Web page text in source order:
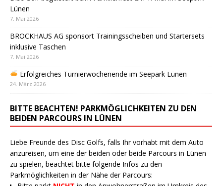
Lünen
7. Mai 2026
BROCKHAUS AG sponsort Trainingsscheiben und Startersets
inklusive Taschen
7. Mai 2026
Erfolgreiches Turnierwochenende im Seepark Lünen
24. März 2026
BITTE BEACHTEN! PARKMÖGLICHKEITEN ZU DEN
BEIDEN PARCOURS IN LÜNEN
Liebe Freunde des Disc Golfs, falls Ihr vorhabt mit dem Auto
anzureisen, um eine der beiden oder beide Parcours in Lünen
zu spielen, beachtet bitte folgende Infos zu den
Parkmöglichkeiten in der Nähe der Parcours: